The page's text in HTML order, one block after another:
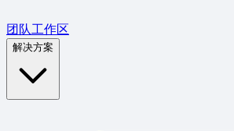
团队工作区
解决方案